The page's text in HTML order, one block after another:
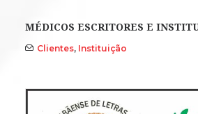
MÉDICOS ESCRITORES E
Clientes, Instituição